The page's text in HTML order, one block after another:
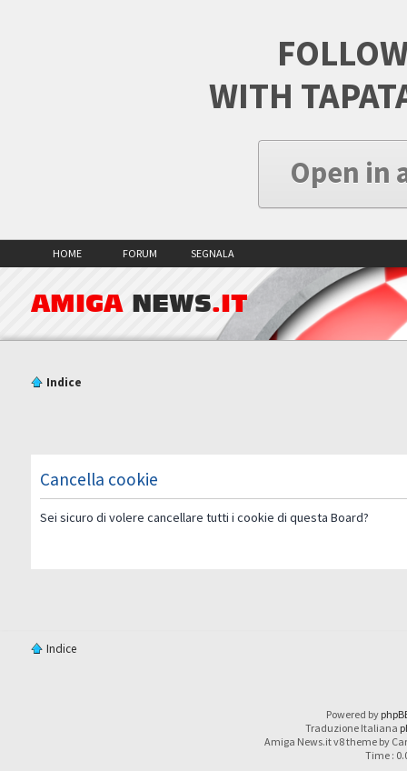
WITH
Open in
HOME FORUM SEGNALA
AMIGA NEWS.IT
Indice
Cancella cookie
Sei sicuro di volere cancellare tutti i cookie di questa Board?
Indice
Powered by
Traduzione Italiana
Amiga News.it v8 theme by
Time :